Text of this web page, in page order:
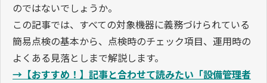
のではないでしょうか。
この記事では、すべての対象機器に義務づけられている
簡易点検の基本から、点検時のチェック項目、運用時の
よくある見落としまで解説します。
→【おすすめ！】記事と合わせて読みたい「設備管理者